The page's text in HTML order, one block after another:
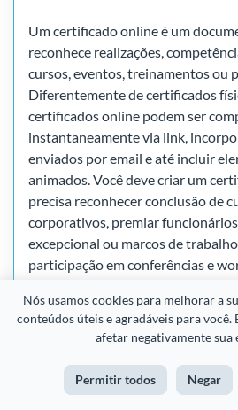
Nós usamos cookies para melhorar a
conteúdos úteis e agradáveis para
afetar negativamente sua
Permitir todos Negar
Um certificado online é um
reconhece realizações,
cursos, eventos, treinamentos ou
Diferentemente de certificados
certificados online podem ser
instantaneamente via link,
enviados por email e até incluir
animados. Você deve criar um
precisa reconhecer conclusão de
corporativos, premiar
excepcional ou marcos de
participação em conferências e
extracurriculares, validar
adquiridas, ou celebrar
que permite criar certificados
minutos, com mais de 34,3